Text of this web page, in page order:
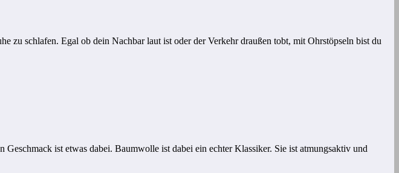
zu schlafen. Egal ob dein Nachbar laut ist oder der Verkehr draußen tobt, mit Ohrstöpseln bist du
Geschmack ist etwas dabei. Baumwolle ist dabei ein echter Klassiker. Sie ist atmungsaktiv und